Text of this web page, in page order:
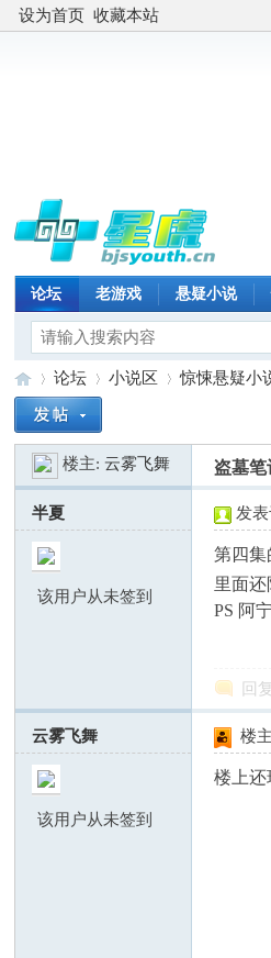
设为首页 收藏本站
论坛 老游戏 悬疑小说
»
论坛
›
小说区
›
惊悚悬疑小
楼主: 云雾飞舞 盗墓笔
半夏
该用户从未签到
发
第四集
里面
PS 阿
回复
云雾飞舞
该用户从未签到
楼主
楼上还